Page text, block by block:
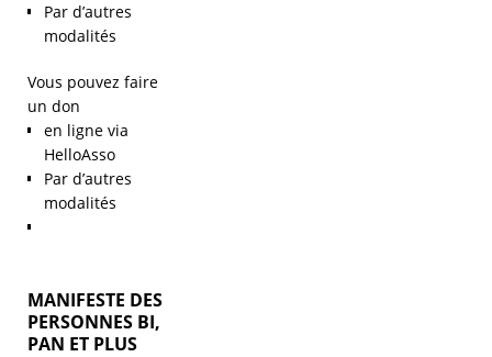
Par d’autres
modalités
Vous pouvez faire
un don
en ligne via
HelloAsso
Par d’autres
modalités
MANIFESTE DES
PERSONNES BI,
PAN ET PLUS